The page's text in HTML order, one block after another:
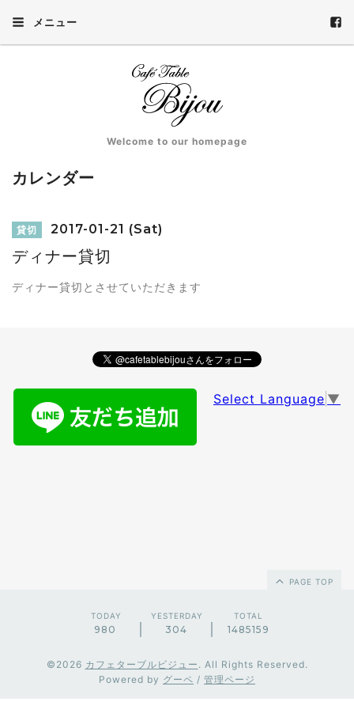
メニュー
Welcome to our homepage
カレンダー
貸切 2017-01-21 (Sat)
ディナー貸切
ディナー貸切とさせていただきます
Select Language ▼
PAGE TOP
TODAY
980
YESTERDAY
304
TOTAL
1485159
©2026 カフェターブルビジュー . All Rights Reserved.
Powered by グーペ / 管理ページ